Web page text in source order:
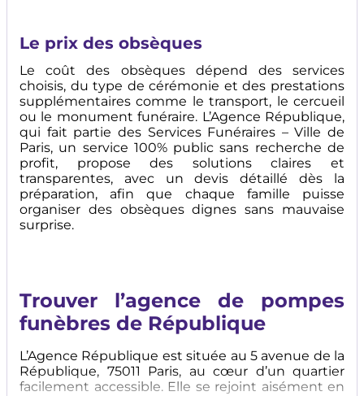
Le prix des obsèques
Le coût des obsèques dépend des services
choisis, du type de cérémonie et des prestations
supplémentaires comme le transport, le cercueil
ou le monument funéraire. L’Agence République,
qui fait partie des Services Funéraires – Ville de
Paris, un service 100% public sans recherche de
profit, propose des solutions claires et
transparentes, avec un devis détaillé dès la
préparation, afin que chaque famille puisse
organiser des obsèques dignes sans mauvaise
surprise.
Trouver l’agence de pompes
funèbres de République
L’Agence République est située au 5 avenue de la
République, 75011 Paris, au cœur d’un quartier
facilement accessible. Elle se rejoint aisément en